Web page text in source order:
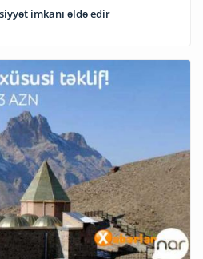
imkanı əldə edir